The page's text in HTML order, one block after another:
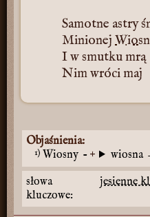
Samotne astry
Minionej
I w smutku mrą
Nim wróci maj
Objaśnienia:
1) Wiosny -
wiosna
słowa
kluczowe:
jesienne